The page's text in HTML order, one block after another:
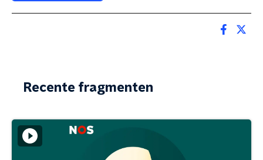
Recente fragmenten